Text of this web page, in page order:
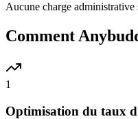
Aucune charge administrative
Comment
1
Optimisation du taux